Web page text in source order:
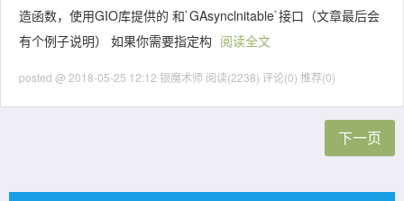
造函数，使用GIO库提供的 和`GAsynclnitable`接口（文章最后会
有个例子说明） 如果你需要指定构 阅读全文
posted @ 2018-05-25 12:12 银魔术师 阅读(2238) 评论(0) 推荐(0)
下一页